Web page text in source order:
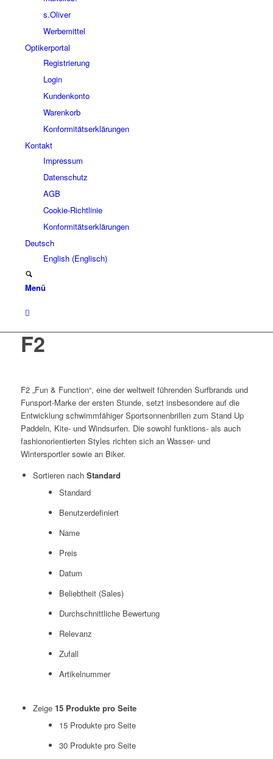
s.Oliver
Werbemittel
Optikerportal
Registrierung
Login
Kundenkonto
Warenkorb
Konformitätserklärungen
Kontakt
Impressum
Datenschutz
AGB
Cookie-Richtlinie
Konformitätserklärungen
Deutsch
English(Englisch)
Menü
F2
F2 „Fun & Function“, eine der weltweit führenden Surfbrands und
Funsport-Marke der ersten Stunde, setzt insbesondere auf die
Entwicklung schwimmfähiger Sportsonnenbrillen zum Stand Up
Paddeln, Kite- und Windsurfen. Die sowohl funktions- als auch
fashionorientierten Styles richten sich an Wasser- und
Wintersportler sowie an Biker.
Sortieren nach Standard
Standard
Benutzerdefiniert
Name
Preis
Datum
Beliebtheit (Sales)
Durchschnittliche Bewertung
Relevanz
Zufall
Artikelnummer
Zeige 15 Produkte pro Seite
15 Produkte pro Seite
30 Produkte pro Seite